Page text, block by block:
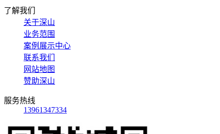
了解我们
关于深山
业务范围
案例展示中心
联系我们
网站地图
赞助深山
服务热线
13961347334